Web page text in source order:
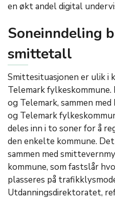
en økt andel digital
Soneinndeling
smittetall
Smittesituasjonen er ulik i
Telemark
og Telemark, sammen
og Telemark
deles inn i to soner for å
den enkelte kommune.
sammen med
kommune, som fastslår
plasseres på
Utdanningsdirektoratet,